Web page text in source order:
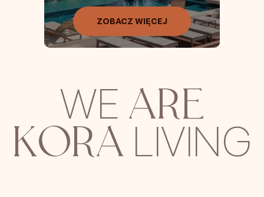
ZOBACZ WIĘCEJ
WE ARE
KORA LIVING